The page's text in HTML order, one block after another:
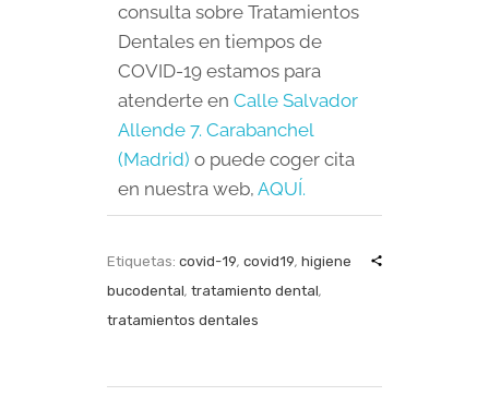
consulta sobre Tratamientos
Dentales en tiempos de
COVID-19 estamos para
atenderte en Calle Salvador
Allende 7. Carabanchel
(Madrid) o puede coger cita
en nuestra web, AQUÍ.
Etiquetas: covid-19, covid19, higiene
bucodental, tratamiento dental,
tratamientos dentales